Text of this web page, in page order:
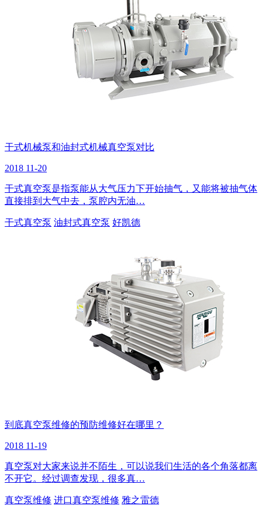
干式机械泵和油封式机械真空泵对比
2018 11-20
干式真空泵是指泵能从大气压力下开始抽气，又能将被抽气体
直接排到大气中去，泵腔内无油…
干式真空泵 油封式真空泵 好凯德
到底真空泵维修的预防维修好在哪里？
2018 11-19
真空泵对大家来说并不陌生，可以说我们生活的各个角落都离
不开它。经过调查发现，很多真…
真空泵维修 进口真空泵维修 雅之雷德